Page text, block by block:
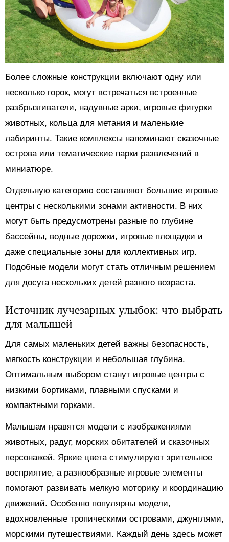
Более сложные конструкции включают одну или
несколько горок, могут встречаться встроенные
разбрызгиватели, надувные арки, игровые фигурки
животных, кольца для метания и маленькие
лабиринты. Такие комплексы напоминают сказочные
острова или тематические парки развлечений в
миниатюре.
Отдельную категорию составляют большие игровые
центры с несколькими зонами активности. В них
могут быть предусмотрены разные по глубине
бассейны, водные дорожки, игровые площадки и
даже специальные зоны для коллективных игр.
Подобные модели могут стать отличным решением
для досуга нескольких детей разного возраста.
Источник лучезарных улыбок: что выбрать
для малышей
Для самых маленьких детей важны безопасность,
мягкость конструкции и небольшая глубина.
Оптимальным выбором станут игровые центры с
низкими бортиками, плавными спусками и
компактными горками.
Малышам нравятся модели с изображениями
животных, радуг, морских обитателей и сказочных
персонажей. Яркие цвета стимулируют зрительное
восприятие, а разнообразные игровые элементы
помогают развивать мелкую моторику и координацию
движений. Особенно популярны модели,
вдохновленные тропическими островами, джунглями,
морскими путешествиями. Каждый день здесь может